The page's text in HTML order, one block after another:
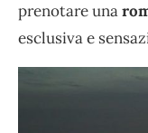
prenotare una
esclusiva e